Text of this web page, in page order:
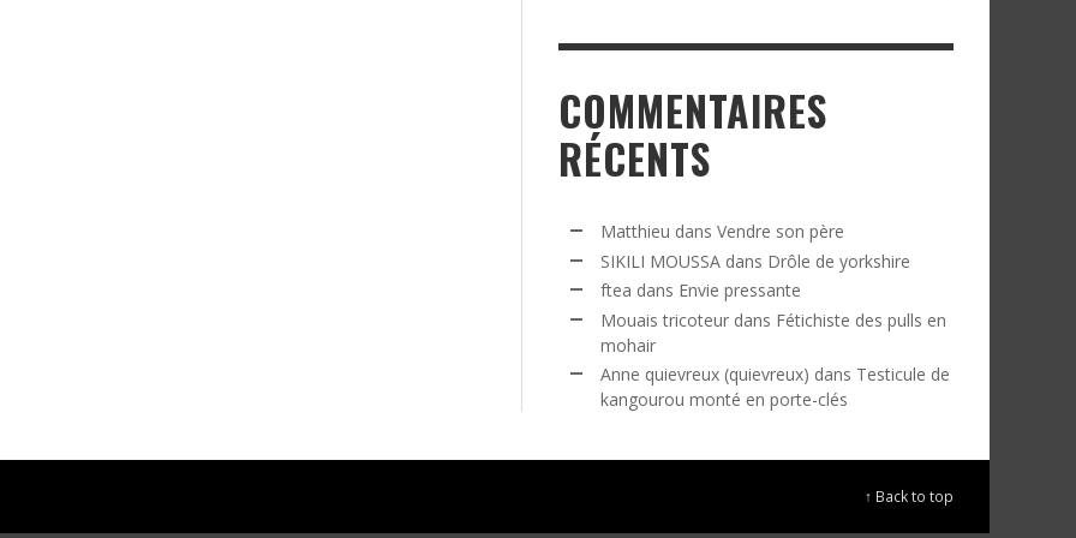
COMMENTAIRES
RÉCENTS
Matthieu dans Vendre son père
SIKILI MOUSSA dans Drôle de yorkshire
ftea dans Envie pressante
Mouais tricoteur dans Fétichiste des pulls en
mohair
Anne quievreux (quievreux) dans Testicule de
kangourou monté en porte-clés
↑ Back to top